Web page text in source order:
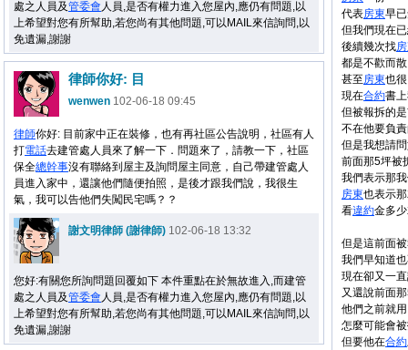
代表房東早
但我們現在
後續幾次找
都是不歡而散
甚至房東也
現在合約書
但被報拆的
不在他要負
但是我想請
前面那5坪被
我們表示那
房東也表示
看違約金多
但是這前面
我們早知道
現在卻又一
又還說前面
他們之前就
怎麼可能會
但要他在合約
處之人員及管委會 人員,是否有權力進入您屋內,應仍有問題,以
上希望對您有所幫助,若您尚有其他問題,可以MAIL來信詢問,以
免遺漏,謝謝
律師你好: 目
wenwen 102-06-18 09:45
律師你好: 目前家中正在裝修，也有再社區公告說明，社區有人
打電話去建管處人員來了解一下．問題來了，請教一下，社區
保全總幹事沒有聯絡到屋主及詢問屋主同意，自己帶建管處人
員進入家中，還讓他們隨便拍照，是後才跟我們說，我很生
氣，我可以告他們失闖民宅嗎？？
謝文明律師 (謝律師) 102-06-18 13:32
您好:有關您所詢問題回覆如下 本件重點在於無故進入,而建管
處之人員及管委會 人員,是否有權力進入您屋內,應仍有問題,以
上希望對您有所幫助,若您尚有其他問題,可以MAIL來信詢問,以
免遺漏,謝謝